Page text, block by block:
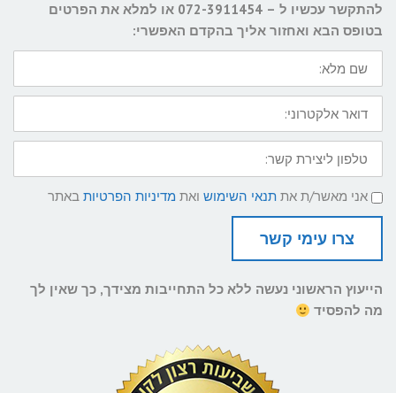
להתקשר עכשיו ל – 072-3911454 או למלא את הפרטים
בטופס הבא ואחזור אליך בהקדם האפשרי:
שם
מלא:
דואר
אלקטרוני:
טלפון
ליצירת
קשר:
תנאי
שימוש
ומדיניות
פרטיות
אני מאשר/ת את תנאי השימוש ואת מדיניות הפרטיות באתר
צרו עימי קשר
הייעוץ הראשוני נעשה ללא כל התחייבות מצידך, כך שאין לך
מה להפסיד